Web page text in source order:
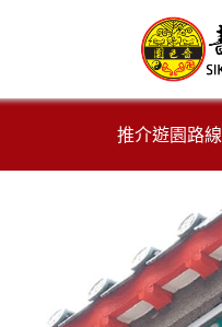
推介遊園路線